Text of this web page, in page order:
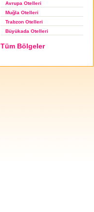
Avrupa Otelleri
Muğla Otelleri
Trabzon Otelleri
Büyükada Otelleri
Tüm Bölgeler